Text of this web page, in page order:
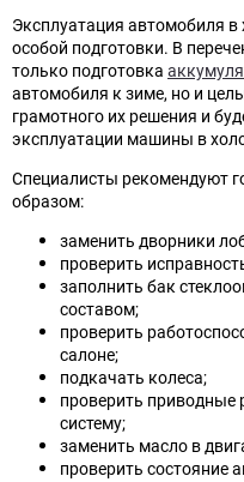
Эксплуатация автомобиля в
особой подготовки. В
только подготовка
автомобиля к зиме, но и
грамотного их решения и
эксплуатации машины в
Специалисты рекомендуют
образом:
заменить дворники
проверить
заполнить бак
составом;
проверить
салоне;
подкачать колеса;
проверить
систему;
заменить масло в
проверить состояние